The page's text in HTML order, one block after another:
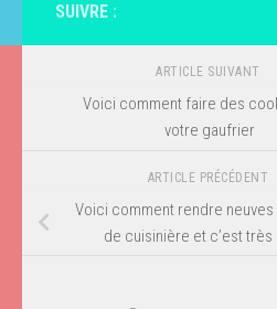
SUIVRE :
ARTICLE SUIVANT
Voici comment faire des
votre gaufrier
ARTICLE PRÉCÉDENT
Voici comment rendre
de cuisinière et c’est très